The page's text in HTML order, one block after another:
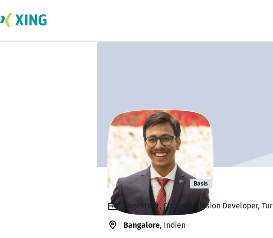
Harsha Tejas Basis
Angestellt, Computer Vision Developer,
Bangalore, Indien